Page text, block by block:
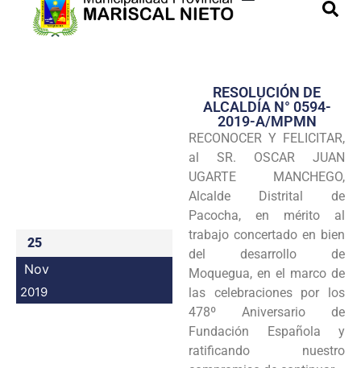
Transparencia
Seguridad
Programas
Intranet
25
Nov
2019
RESOLUCIÓN DE
ALCALDÍA N° 0594-
2019-A/MPMN
RECONOCER Y FELICITAR,
al SR. OSCAR JUAN
UGARTE MANCHEGO,
Alcalde Distrital de
Pacocha, en mérito al
trabajo concertado en bien
del desarrollo de
Moquegua, en el marco de
las celebraciones por los
478º Aniversario de
Fundación Española y
ratificando nuestro